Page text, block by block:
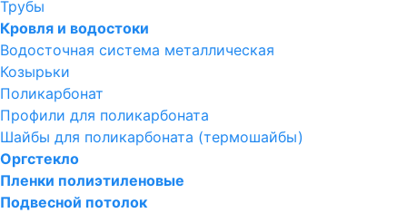
Трубы
Кровля и водостоки
Водосточная система металлическая
Козырьки
Поликарбонат
Профили для поликарбоната
Шайбы для поликарбоната (термошайбы)
Оргстекло
Пленки полиэтиленовые
Подвесной потолок